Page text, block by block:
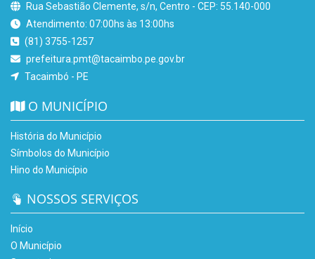
Rua Sebastião Clemente, s/n, Centro - CEP: 55.140-000
Atendimento: 07:00hs às 13:00hs
(81) 3755-1257
prefeitura.pmt@tacaimbo.pe.gov.br
Tacaimbó - PE
O MUNICÍPIO
História do Município
Símbolos do Município
Hino do Município
NOSSOS SERVIÇOS
Início
O Município